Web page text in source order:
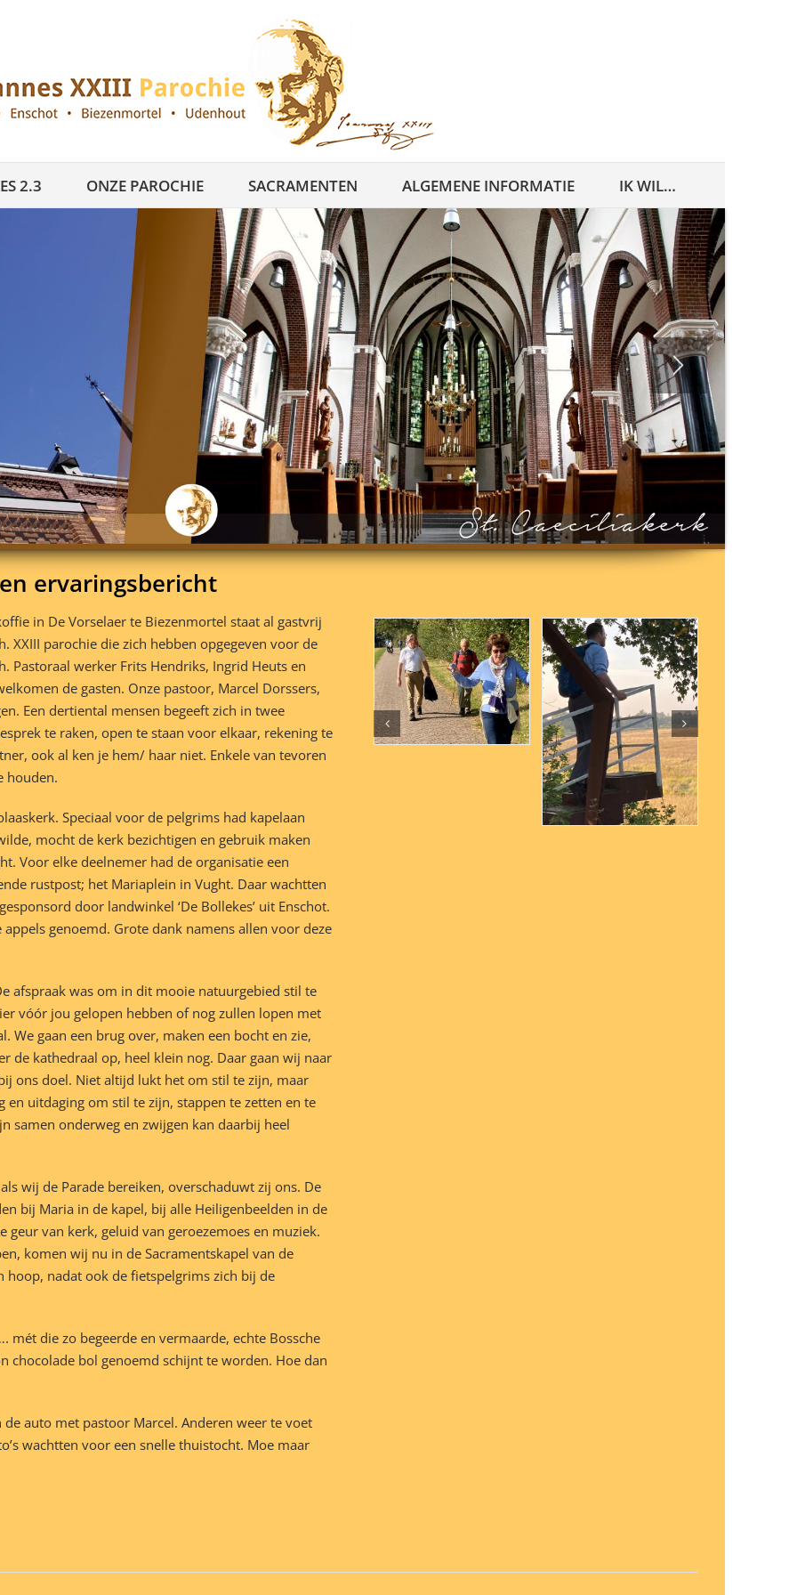
2.3 ONZE PAROCHIE SACRAMENTEN ALGEMENE INFORMATIE IK WIL…
ervaringsbericht
in De Vorselaer te Biezenmortel staat al gastvrij
XXIII parochie die zich hebben opgegeven voor de
Pastoraal werker Frits Hendriks, Ingrid Heuts en
de gasten. Onze pastoor, Marcel Dorssers,
Een dertiental mensen begeeft zich in twee
te raken, open te staan voor elkaar, rekening te
ook al ken je hem/ haar niet. Enkele van tevoren
houden.
Speciaal voor de pelgrims had kapelaan
mocht de kerk bezichtigen en gebruik maken
Voor elke deelnemer had de organisatie een
rustpost; het Mariaplein in Vught. Daar wachtten
door landwinkel ‘De Bollekes’ uit Enschot.
genoemd. Grote dank namens allen voor deze
afspraak was om in dit mooie natuurgebied stil te
vóór jou gelopen hebben of nog zullen lopen met
We gaan een brug over, maken een bocht en zie,
de kathedraal op, heel klein nog. Daar gaan wij naar
ons doel. Niet altijd lukt het om stil te zijn, maar
uitdaging om stil te zijn, stappen te zetten en te
samen onderweg en zwijgen kan daarbij heel
wij de Parade bereiken, overschaduwt zij ons. De
bij Maria in de kapel, bij alle Heiligenbeelden in de
van kerk, geluid van geroezemoes en muziek.
komen wij nu in de Sacramentskapel van de
hoop, nadat ook de fietspelgrims zich bij de
die zo begeerde en vermaarde, echte Bossche
chocolade bol genoemd schijnt te worden. Hoe dan
auto met pastoor Marcel. Anderen weer te voet
wachtten voor een snelle thuistocht. Moe maar